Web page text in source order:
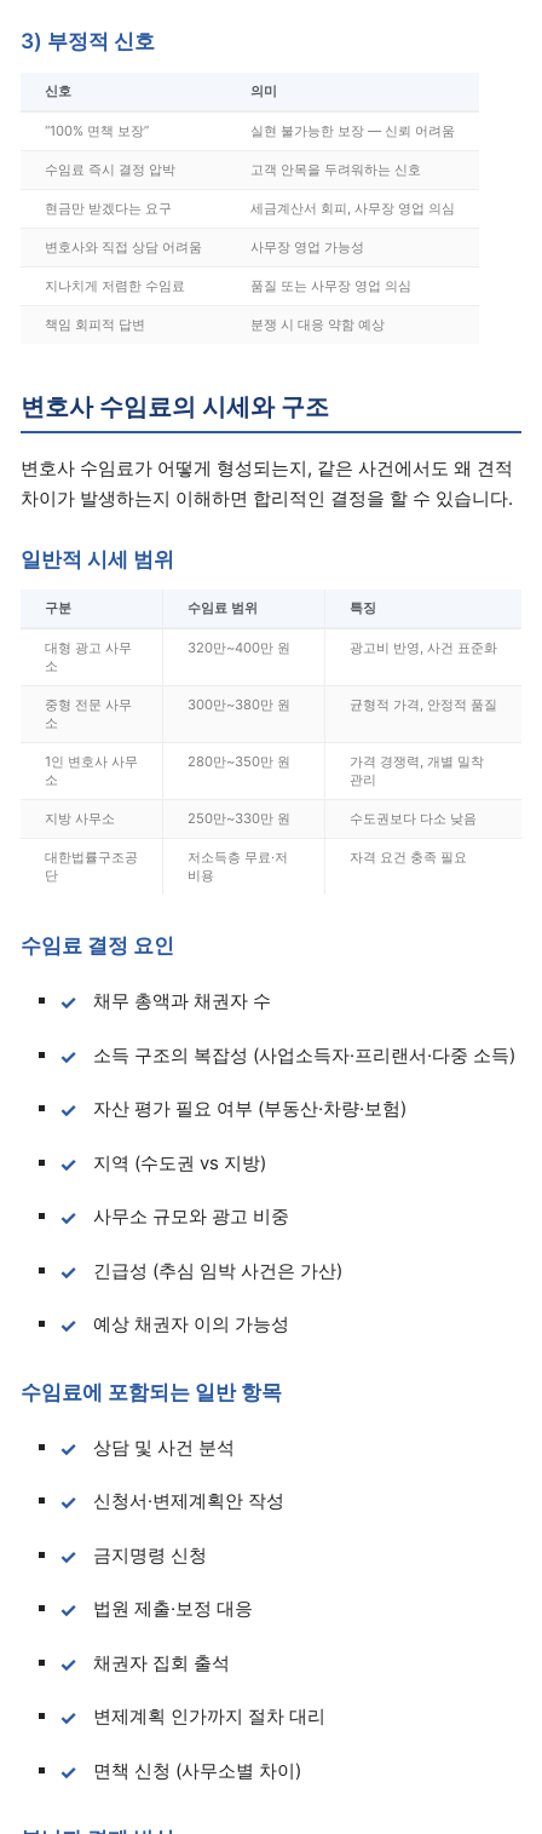
3) 부정적 신호
신호 의미
“100% 면책 보장” 실현 불가능한 보장 — 신뢰 어려움
수임료 즉시 결정 압박 고객 안목을 두려워하는 신호
현금만 받겠다는 요구 세금계산서 회피, 사무장 영업 의심
변호사와 직접 상담 어려움 사무장 영업 가능성
지나치게 저렴한 수임료 품질 또는 사무장 영업 의심
책임 회피적 답변 분쟁 시 대응 약함 예상
변호사 수임료의 시세와 구조
변호사 수임료가 어떻게 형성되는지, 같은 사건에서도 왜 견적
차이가 발생하는지 이해하면 합리적인 결정을 할 수 있습니다.
일반적 시세 범위
구분 수임료 범위 특징
대형 광고 사무
소
320만~400만 원 광고비 반영, 사건 표준화
중형 전문 사무
소
300만~380만 원 균형적 가격, 안정적 품질
1인 변호사 사무
소
280만~350만 원
가격 경쟁력, 개별 밀착
관리
지방 사무소 250만~330만 원 수도권보다 다소 낮음
대한법률구조공
단
저소득층 무료·저
비용
자격 요건 충족 필요
수임료 결정 요인
채무 총액과 채권자 수
소득 구조의 복잡성 (사업소득자·프리랜서·다중 소득)
자산 평가 필요 여부 (부동산·차량·보험)
지역 (수도권 vs 지방)
사무소 규모와 광고 비중
긴급성 (추심 임박 사건은 가산)
예상 채권자 이의 가능성
수임료에 포함되는 일반 항목
상담 및 사건 분석
신청서·변제계획안 작성
금지명령 신청
법원 제출·보정 대응
채권자 집회 출석
변제계획 인가까지 절차 대리
면책 신청 (사무소별 차이)